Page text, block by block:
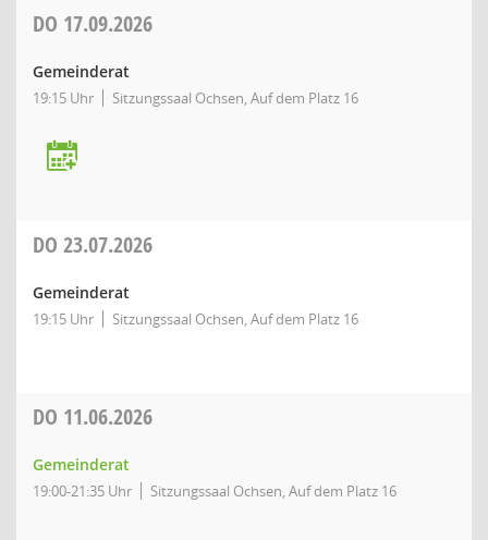
DO 17.09.2026
Gemeinderat
19:15 Uhr Sitzungssaal Ochsen, Auf dem Platz 16
DO 23.07.2026
Gemeinderat
19:15 Uhr Sitzungssaal Ochsen, Auf dem Platz 16
DO 11.06.2026
Gemeinderat
19:00-21:35 Uhr Sitzungssaal Ochsen, Auf dem Platz 16